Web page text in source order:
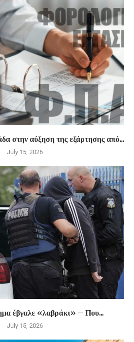
στην αύξηση της εξάρτησης από...
July 15, 2026
έβγαλε «λαβράκι» – Που...
July 15, 2026